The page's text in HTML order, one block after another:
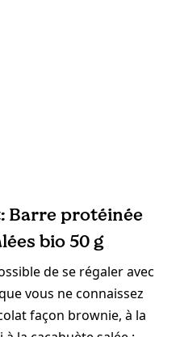
Barre protéinée
bio 50 g
de se régaler avec
vous ne connaissez
façon brownie, à la